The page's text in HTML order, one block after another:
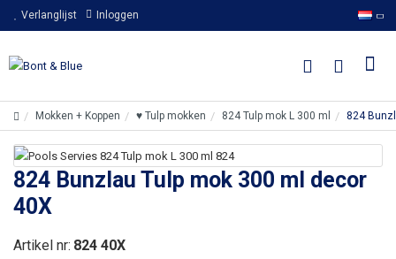
Verlanglijst Inloggen
Mokken + Koppen ♥ Tulp mokken 824 Tulp mok L 300 ml 824
824 Bunzlau Tulp mok 300 ml decor
40X
Artikel nr: 824 40X